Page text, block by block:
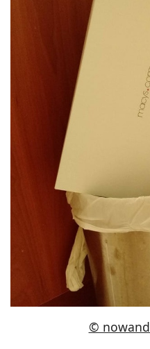
©